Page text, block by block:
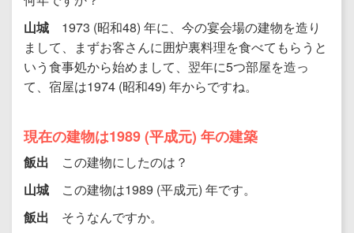
山城 1973 (昭和48) 年に、今の宴会場の建物を造り
まして、まずお客さんに囲炉裏料理を食べてもらうと
いう食事処から始めまして、翌年に5つ部屋を造っ
て、宿屋は1974 (昭和49) 年からですね。
現在の建物は1989 (平成元) 年の建築
飯出 この建物にしたのは？
山城 この建物は1989 (平成元) 年です。
飯出 そうなんですか。